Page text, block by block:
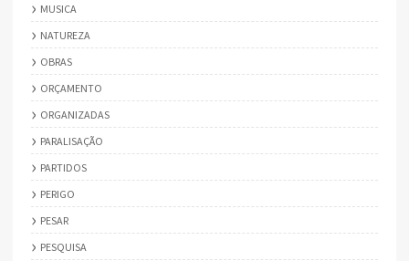
MUSICA
NATUREZA
OBRAS
ORÇAMENTO
ORGANIZADAS
PARALISAÇÃO
PARTIDOS
PERIGO
PESAR
PESQUISA